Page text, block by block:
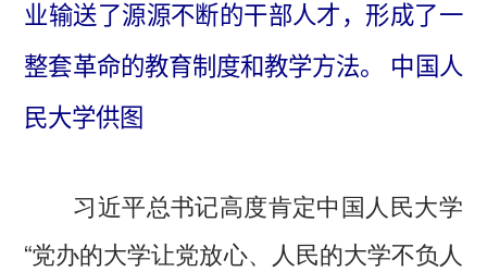
业输送了源源不断的干部人才，形成了一
整套革命的教育制度和教学方法。 中国人
民大学供图
习近平总书记高度肯定中国人民大学
“党办的大学让党放心、人民的大学不负人